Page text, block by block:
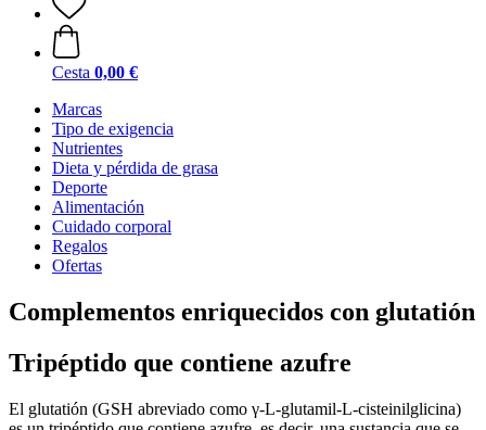
Cesta 0,00 €
Marcas
Tipo de exigencia
Nutrientes
Dieta y pérdida de grasa
Deporte
Alimentación
Cuidado corporal
Regalos
Ofertas
Complementos enriquecidos con glutatión
Tripéptido que contiene azufre
El glutatión (GSH abreviado como γ-L-glutamil-L-cisteinilglicina)